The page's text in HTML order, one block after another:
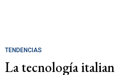
TENDENCIAS
La tecnología